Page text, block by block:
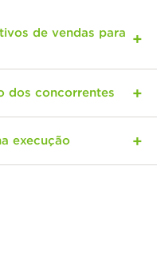
de vendas para
dos concorrentes
execução